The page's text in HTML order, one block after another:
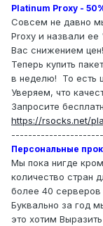
Platinum Proxy -
Совсем не давно
Proxy и назвали ее
Вас снижением цен!
Теперь купить
в неделю! То есть
Уверяем, что
Запросите
https://rsocks.net/
Персональные
Мы пока нигде
количество стран
более 40
Буквально за год
это хотим